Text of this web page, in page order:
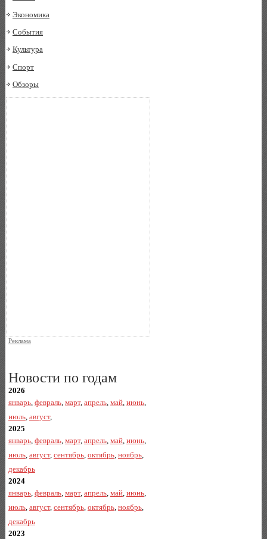
Экономика
События
Культура
Спорт
Обзоры
Реклама
Новости по годам
2026
январь, февраль, март, апрель, май, июнь,
июль, август,
2025
январь, февраль, март, апрель, май, июнь,
июль, август, сентябрь, октябрь, ноябрь,
декабрь
2024
январь, февраль, март, апрель, май, июнь,
июль, август, сентябрь, октябрь, ноябрь,
декабрь
2023